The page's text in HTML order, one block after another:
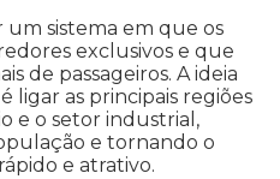
um sistema em que os
exclusivos e que
de passageiros. A ideia
ligar as principais regiões
e o setor industrial,
e tornando o
e atrativo.